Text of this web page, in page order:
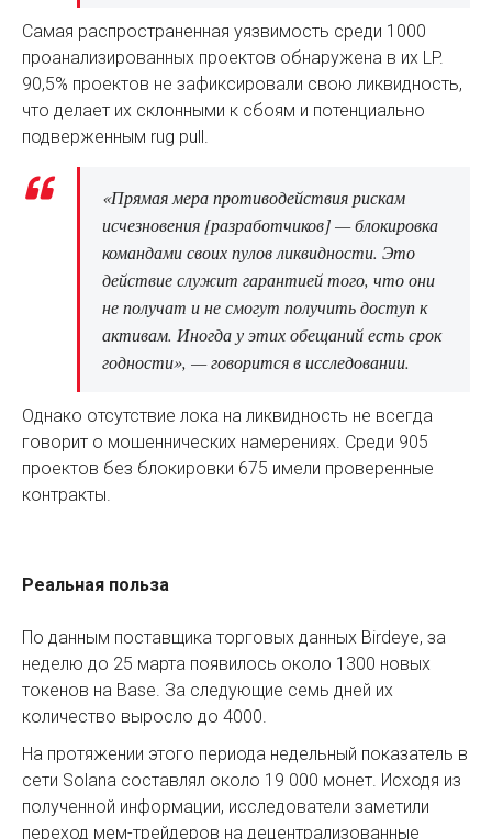
Самая распространенная уязвимость среди 1000
проанализированных проектов обнаружена в их LP.
90,5% проектов не зафиксировали свою ликвидность,
что делает их склонными к сбоям и потенциально
подверженным rug pull.
«Прямая мера противодействия рискам
исчезновения [разработчиков] — блокировка
командами своих пулов ликвидности. Это
действие служит гарантией того, что они
не получат и не смогут получить доступ к
активам. Иногда у этих обещаний есть срок
годности», — говорится в исследовании.
Однако отсутствие лока на ликвидность не всегда
говорит о мошеннических намерениях. Среди 905
проектов без блокировки 675 имели проверенные
контракты.
Реальная польза
По данным поставщика торговых данных Birdeye, за
неделю до 25 марта появилось около 1300 новых
токенов на Base. За следующие семь дней их
количество выросло до 4000.
На протяжении этого периода недельный показатель в
сети Solana составлял около 19 000 монет. Исходя из
полученной информации, исследователи заметили
переход мем-трейдеров на децентрализованные